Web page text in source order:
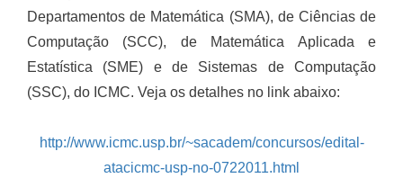
Departamentos de Matemática (SMA), de Ciências de
Computação (SCC), de Matemática Aplicada e
Estatística (SME) e de Sistemas de Computação
(SSC), do ICMC. Veja os detalhes no link abaixo:
http://www.icmc.usp.br/~sacadem/concursos/edital-
atacicmc-usp-no-0722011.html